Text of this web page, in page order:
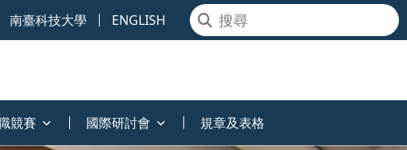
南臺科技大學 ENGLISH
競賽 國際研討會 規章及表格